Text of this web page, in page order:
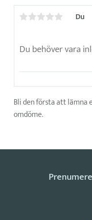
Du
Bli den första att lämna
omdöme.